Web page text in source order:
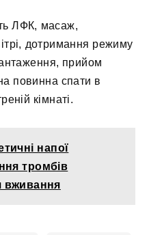
ЛФК, масаж,
дотримання режиму
прийом
повинна спати в
кімнаті.
напої
тромбів
вживання